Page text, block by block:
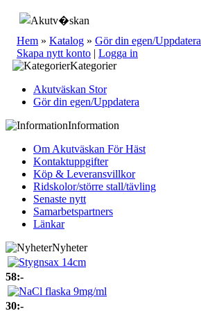
Hem » Katalog » Gör din egen/Uppdatera
Skapa nytt konto | Logga in
Kategorier
Akutväskan Stor
Gör din egen/Uppdatera
Information
Om Akutväskan För Häst
Kontaktuppgifter
Köp & Leveransvillkor
Ridskolor/större stall/tävling
Senaste nytt
Samarbetspartners
Länkar
Nyheter
58:-
30:-